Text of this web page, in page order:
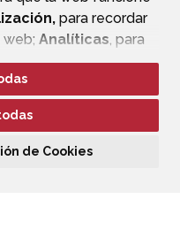
para recordar
Analíticas, para
web y sus servicios.
todas”
Si pulsa el botón
cookies técnicas
de Cookies